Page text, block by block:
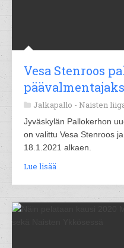
Vesa Stenroos
Jalkapallo - Naisten
Jyväskylän Pallokerhon
on valittu Vesa Stenroos
18.1.2021 alkaen.
Lue lisää